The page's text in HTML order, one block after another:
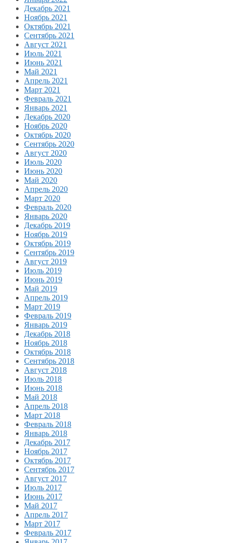
Декабрь 2021
Ноябрь 2021
Октябрь 2021
Сентябрь 2021
Август 2021
Июль 2021
Июнь 2021
Май 2021
Апрель 2021
Март 2021
Февраль 2021
Январь 2021
Декабрь 2020
Ноябрь 2020
Октябрь 2020
Сентябрь 2020
Август 2020
Июль 2020
Июнь 2020
Май 2020
Апрель 2020
Март 2020
Февраль 2020
Январь 2020
Декабрь 2019
Ноябрь 2019
Октябрь 2019
Сентябрь 2019
Август 2019
Июль 2019
Июнь 2019
Май 2019
Апрель 2019
Март 2019
Февраль 2019
Январь 2019
Декабрь 2018
Ноябрь 2018
Октябрь 2018
Сентябрь 2018
Август 2018
Июль 2018
Июнь 2018
Май 2018
Апрель 2018
Март 2018
Февраль 2018
Январь 2018
Декабрь 2017
Ноябрь 2017
Октябрь 2017
Сентябрь 2017
Август 2017
Июль 2017
Июнь 2017
Май 2017
Апрель 2017
Март 2017
Февраль 2017